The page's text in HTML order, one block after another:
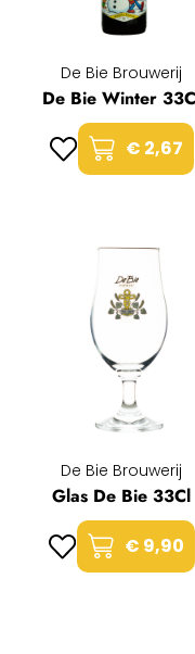
De Bie Brouwerij
De Bie Winter
€ 2,67
De Bie Brouwerij
Glas De Bie 33Cl
€ 9,90